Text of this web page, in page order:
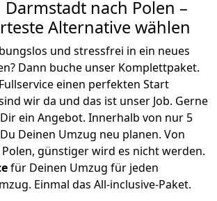
Darmstadt nach Polen –
Alternative wählen
und stressfrei in ein neues
Dann buche unser Komplettpaket.
einen perfekten Start
wir da und das ist unser Job. Gerne
ein Angebot. Innerhalb von nur 5
Deinen Umzug neu planen. Von
Polen, günstiger wird es nicht werden.
für Deinen Umzug für jeden
Einmal das All-inclusive-Paket.